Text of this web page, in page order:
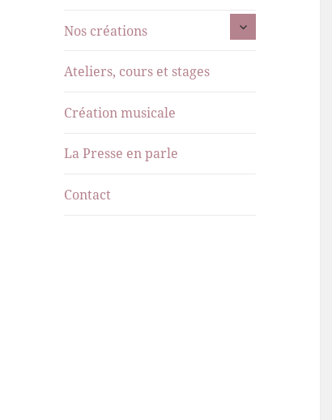
Nos créations
ouvrir
le
Ateliers, cours et stages
Création musicale
La Presse en parle
Contact